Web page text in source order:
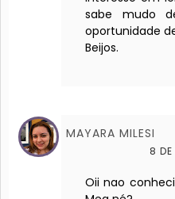
sabe mudo
oportunidade
Beijos.
MAYARA MILESI
8
Oii nao